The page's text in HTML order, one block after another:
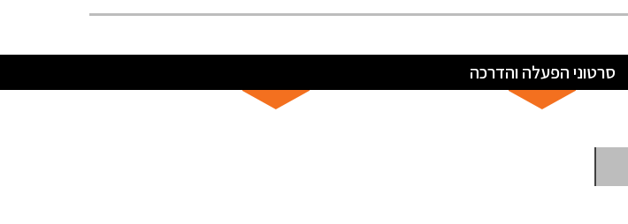
סרטוני הפעלה והדרכה